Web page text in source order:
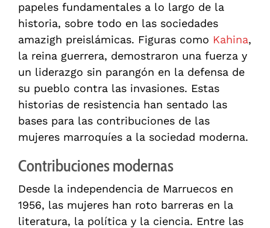
papeles fundamentales a lo largo de la
historia, sobre todo en las sociedades
amazigh preislámicas. Figuras como Kahina,
la reina guerrera, demostraron una fuerza y
un liderazgo sin parangón en la defensa de
su pueblo contra las invasiones. Estas
historias de resistencia han sentado las
bases para las contribuciones de las
mujeres marroquíes a la sociedad moderna.
Contribuciones modernas
Desde la independencia de Marruecos en
1956, las mujeres han roto barreras en la
literatura, la política y la ciencia. Entre las